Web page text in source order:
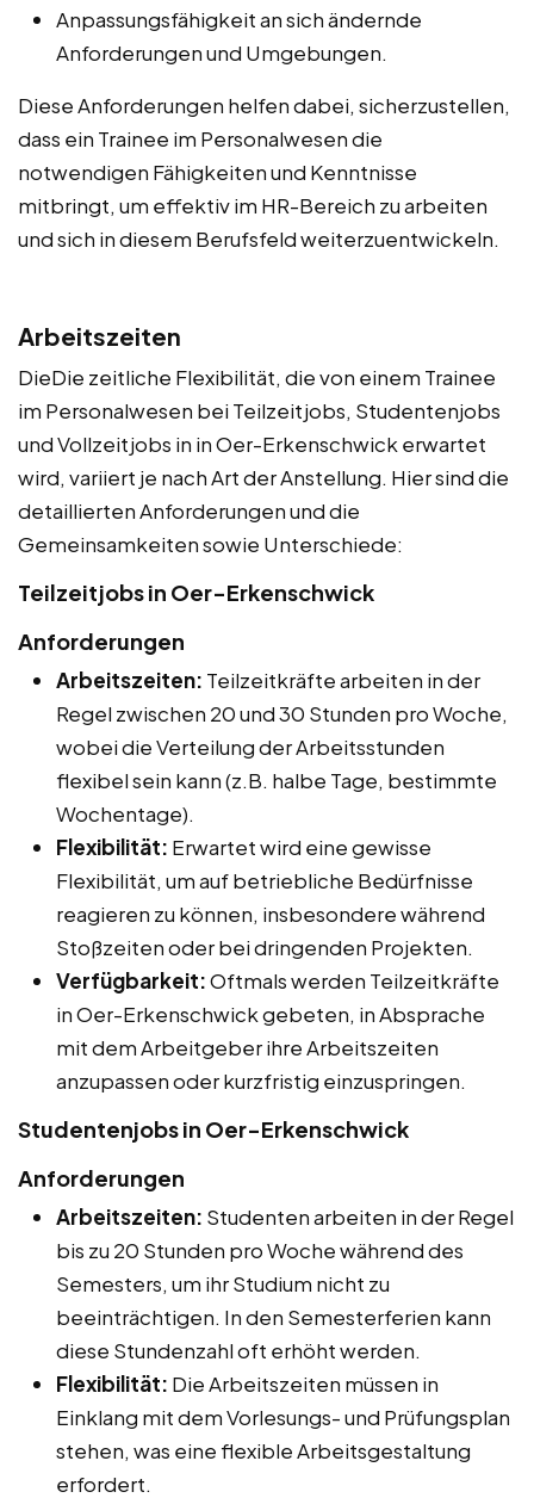
Anpassungsfähigkeit an sich ändernde
Anforderungen und Umgebungen.
Diese Anforderungen helfen dabei, sicherzustellen,
dass ein Trainee im Personalwesen die
notwendigen Fähigkeiten und Kenntnisse
mitbringt, um effektiv im HR-Bereich zu arbeiten
und sich in diesem Berufsfeld weiterzuentwickeln.
Arbeitszeiten
DieDie zeitliche Flexibilität, die von einem Trainee
im Personalwesen bei Teilzeitjobs, Studentenjobs
und Vollzeitjobs in in Oer-Erkenschwick erwartet
wird, variiert je nach Art der Anstellung. Hier sind die
detaillierten Anforderungen und die
Gemeinsamkeiten sowie Unterschiede:
Teilzeitjobs in Oer-Erkenschwick
Anforderungen
Arbeitszeiten: Teilzeitkräfte arbeiten in der
Regel zwischen 20 und 30 Stunden pro Woche,
wobei die Verteilung der Arbeitsstunden
flexibel sein kann (z.B. halbe Tage, bestimmte
Wochentage).
Flexibilität: Erwartet wird eine gewisse
Flexibilität, um auf betriebliche Bedürfnisse
reagieren zu können, insbesondere während
Stoßzeiten oder bei dringenden Projekten.
Verfügbarkeit:Oftmals werden Teilzeitkräfte
in Oer-Erkenschwick gebeten, in Absprache
mit dem Arbeitgeber ihre Arbeitszeiten
anzupassen oder kurzfristig einzuspringen.
Studentenjobs in Oer-Erkenschwick
Anforderungen
Arbeitszeiten: Studenten arbeiten in der Regel
bis zu 20 Stunden pro Woche während des
Semesters, um ihr Studium nicht zu
beeinträchtigen. In den Semesterferien kann
diese Stundenzahl oft erhöht werden.
Flexibilität: Die Arbeitszeiten müssen in
Einklang mit dem Vorlesungs- und Prüfungsplan
stehen, was eine flexible Arbeitsgestaltung
erfordert.